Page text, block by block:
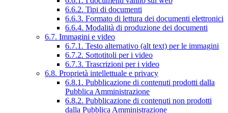
6.6.2. Tipi di documenti
6.6.3. Formato di lettura dei documenti elettronici
6.6.4. Modalità di produzione dei documenti
6.7. Immagini e video
6.7.1. Testo alternativo (alt text) per le immagini
6.7.2. Sottotitoli per i video
6.7.3. Trascrizioni per i video
6.8. Proprietà intellettuale e privacy
6.8.1. Pubblicazione di contenuti prodotti dalla
Pubblica Amministrazione
6.8.2. Pubblicazione di contenuti non prodotti
dalla Pubblica Amministrazione